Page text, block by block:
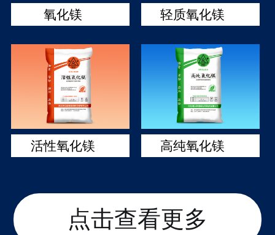
氧化镁 轻质氧化镁
活性氧化镁 高纯氧化镁
点击查看更多